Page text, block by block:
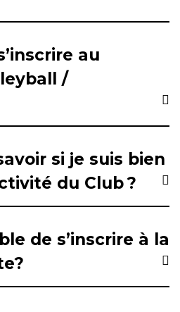
au
/
si je suis bien
du Club ?
de s’inscrire à la